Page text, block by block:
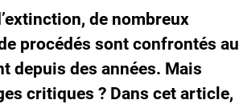
de nombreux
procédés sont confrontés au
depuis des années. Mais
critiques ? Dans cet article,